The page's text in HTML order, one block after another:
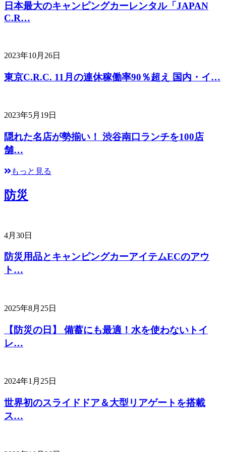
日本最大のキャンピングカーレンタル「JAPAN
C.R…
2023年10月26日
東京C.R.C. 11月の連休稼働率90％超え 国内・イ…
2023年5月19日
隠れた名店が勢揃い！ 渋谷南口ランチを100店
舗…
もっと見る
防災
4月30日
防災用品とキャンピングカーアイテムECのアウ
ト…
2025年8月25日
【防災の日】 備蓄にも最適！水を使わないトイ
レ…
2024年1月25日
世界初のスライドドア＆大型リアゲートを搭載
ス…